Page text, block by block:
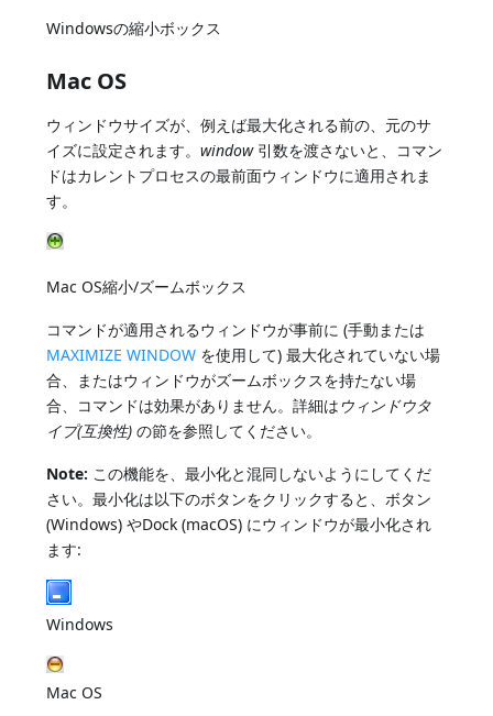
Windowsの縮小ボックス
Mac OS
ウィンドウサイズが、例えば最大化される前の、元のサ
イズに設定されます。window引数を渡さないと、コマン
ドはカレントプロセスの最前面ウィンドウに適用されま
す。
Mac OS縮小/ズームボックス
コマンドが適用されるウィンドウが事前に (手動または
MAXIMIZE WINDOW を使用して) 最大化されていない場
合、またはウィンドウがズームボックスを持たない場
合、コマンドは効果がありません。詳細はウィンドウタ
イプ(互換性) の節を参照してください。
Note: この機能を、最小化と混同しないようにしてくだ
さい。最小化は以下のボタンをクリックすると、ボタン
(Windows) やDock (macOS) にウィンドウが最小化され
ます:
Windows
Mac OS